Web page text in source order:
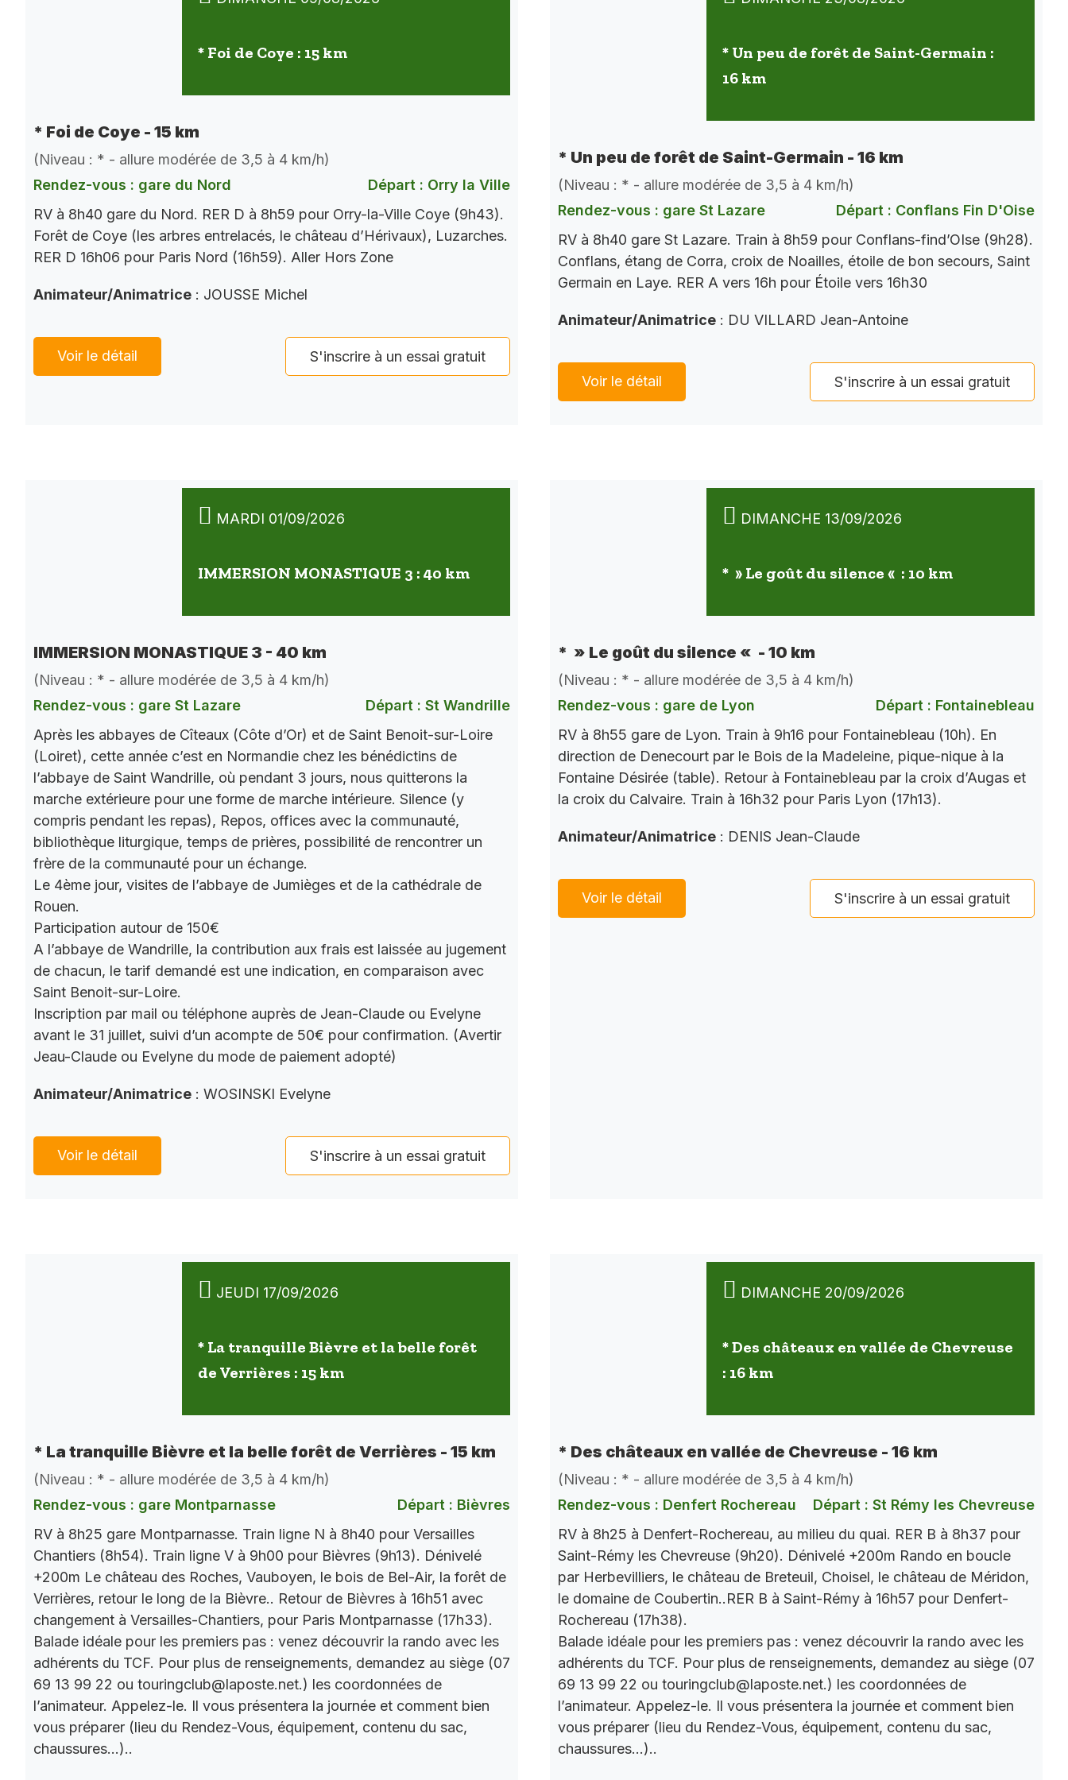
* Foi de Coye : 15 km
* Foi de Coye - 15 km
(Niveau : * - allure modérée de 3,5 à 4 km/h)
Rendez-vous : gare du Nord
Départ : Orry la Ville
RV à 8h40 gare du Nord. RER D à 8h59 pour Orry-la-Ville Coye (9h43).
Forêt de Coye (les arbres entrelacés, le château d’Hérivaux), Luzarches.
RER D 16h06 pour Paris Nord (16h59). Aller Hors Zone
Animateur/Animatrice : JOUSSE Michel
Voir le détail S'inscrire à un essai gratuit
* Un peu de forêt de Saint-Germain :
16 km
* Un peu de forêt de Saint-Germain - 16 km
(Niveau : * - allure modérée de 3,5 à 4 km/h)
Rendez-vous : gare St Lazare
Départ : Conflans Fin D'Oise
RV à 8h40 gare St Lazare. Train à 8h59 pour Conflans-find’OIse (9h28).
Conflans, étang de Corra, croix de Noailles, étoile de bon secours, Saint
Germain en Laye. RER A vers 16h pour Étoile vers 16h30
Animateur/Animatrice : DU VILLARD Jean-Antoine
Voir le détail S'inscrire à un essai gratuit
MARDI 01/09/2026
IMMERSION MONASTIQUE 3 : 40 km
IMMERSION MONASTIQUE 3 - 40 km
(Niveau : * - allure modérée de 3,5 à 4 km/h)
Rendez-vous : gare St Lazare
Départ : St Wandrille
Après les abbayes de Cîteaux (Côte d’Or) et de Saint Benoit-sur-Loire
(Loiret), cette année c’est en Normandie chez les bénédictins de
l’abbaye de Saint Wandrille, où pendant 3 jours, nous quitterons la
marche extérieure pour une forme de marche intérieure. Silence (y
compris pendant les repas), Repos, offices avec la communauté,
bibliothèque liturgique, temps de prières, possibilité de rencontrer un
frère de la communauté pour un échange.
Le 4ème jour, visites de l’abbaye de Jumièges et de la cathédrale de
Rouen.
Participation autour de 150€
A l’abbaye de Wandrille, la contribution aux frais est laissée au jugement
de chacun, le tarif demandé est une indication, en comparaison avec
Saint Benoit-sur-Loire.
Inscription par mail ou téléphone auprès de Jean-Claude ou Evelyne
avant le 31 juillet, suivi d’un acompte de 50€ pour confirmation. (Avertir
Jeau-Claude ou Evelyne du mode de paiement adopté)
Animateur/Animatrice : WOSINSKI Evelyne
Voir le détail S'inscrire à un essai gratuit
DIMANCHE 13/09/2026
* » Le goût du silence « : 10 km
* » Le goût du silence « - 10 km
(Niveau : * - allure modérée de 3,5 à 4 km/h)
Rendez-vous : gare de Lyon
Départ : Fontainebleau
RV à 8h55 gare de Lyon. Train à 9h16 pour Fontainebleau (10h). En
direction de Denecourt par le Bois de la Madeleine, pique-nique à la
Fontaine Désirée (table). Retour à Fontainebleau par la croix d’Augas et
la croix du Calvaire. Train à 16h32 pour Paris Lyon (17h13).
Animateur/Animatrice : DENIS Jean-Claude
Voir le détail S'inscrire à un essai gratuit
JEUDI 17/09/2026
* La tranquille Bièvre et la belle forêt
de Verrières : 15 km
* La tranquille Bièvre et la belle forêt de Verrières - 15 km
(Niveau : * - allure modérée de 3,5 à 4 km/h)
Rendez-vous : gare Montparnasse
Départ : Bièvres
RV à 8h25 gare Montparnasse. Train ligne N à 8h40 pour Versailles
Chantiers (8h54). Train ligne V à 9h00 pour Bièvres (9h13). Dénivelé
+200m Le château des Roches, Vauboyen, le bois de Bel-Air, la forêt de
Verrières, retour le long de la Bièvre.. Retour de Bièvres à 16h51 avec
changement à Versailles-Chantiers, pour Paris Montparnasse (17h33).
Balade idéale pour les premiers pas : venez découvrir la rando avec les
adhérents du TCF. Pour plus de renseignements, demandez au siège (07
69 13 99 22 ou touringclub@laposte.net.) les coordonnées de
l’animateur. Appelez-le. Il vous présentera la journée et comment bien
vous préparer (lieu du Rendez-Vous, équipement, contenu du sac,
chaussures…)..
DIMANCHE 20/09/2026
* Des châteaux en vallée de Chevreuse
: 16 km
* Des châteaux en vallée de Chevreuse - 16 km
(Niveau : * - allure modérée de 3,5 à 4 km/h)
Rendez-vous : Denfert Rochereau
Départ : St Rémy les Chevreuse
RV à 8h25 à Denfert-Rochereau, au milieu du quai. RER B à 8h37 pour
Saint-Rémy les Chevreuse (9h20). Dénivelé +200m Rando en boucle
par Herbevilliers, le château de Breteuil, Choisel, le château de Méridon,
le domaine de Coubertin..RER B à Saint-Rémy à 16h57 pour Denfert-
Rochereau (17h38).
Balade idéale pour les premiers pas : venez découvrir la rando avec les
adhérents du TCF. Pour plus de renseignements, demandez au siège (07
69 13 99 22 ou touringclub@laposte.net.) les coordonnées de
l’animateur. Appelez-le. Il vous présentera la journée et comment bien
vous préparer (lieu du Rendez-Vous, équipement, contenu du sac,
chaussures…)..